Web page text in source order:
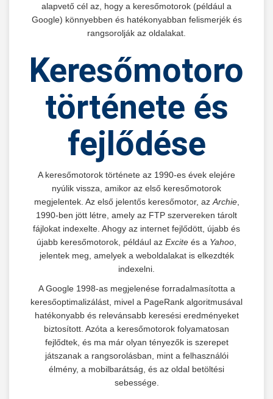
alapvető cél az, hogy a keresőmotorok (például a
Google) könnyebben és hatékonyabban felismerjék és
rangsorolják az oldalakat.
Keresőmotorok
története és
fejlődése
A keresőmotorok története az 1990-es évek elejére
nyúlik vissza, amikor az első keresőmotorok
megjelentek. Az első jelentős keresőmotor, az Archie,
1990-ben jött létre, amely az FTP szervereken tárolt
fájlokat indexelte. Ahogy az internet fejlődött, újabb és
újabb keresőmotorok, például az Excite és a Yahoo
jelentek meg, amelyek a weboldalakat is elkezdték
indexelni.
A Google 1998-as megjelenése forradalmasította a
keresőoptimalizálást, mivel a PageRank algoritmusával
hatékonyabb és relevánsabb keresési eredményeket
biztosított. Azóta a keresőmotorok folyamatosan
fejlődtek, és ma már olyan tényezők is szerepet
játszanak a rangsorolásban, mint a felhasználói
élmény, a mobilbarátság, és az oldal betöltési
sebessége.